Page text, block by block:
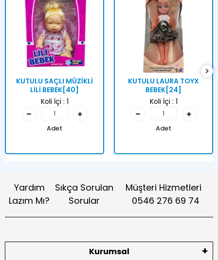
KUTULU SAÇLI MÜZİKLİ
LİLİ BEBEK[40]
Koli İçi : 1
Adet
KUTULU LAURA TOYX
BEBEK[24]
Koli İçi : 1
Adet
Yardım
Lazım Mı?
Sıkça Sorulan
Sorular
Müşteri Hizmetleri
0546 276 69 74
Kurumsal